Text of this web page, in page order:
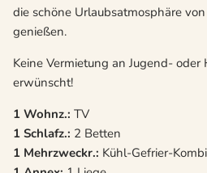
die schöne Urlaubsatmosphäre
genießen.
Keine Vermietung an Jugend-
erwünscht!
1 Wohnz.: TV
1 Schlafz.: 2 Betten
1 Mehrzweckr.: Kühl-Gefrier-Kombi